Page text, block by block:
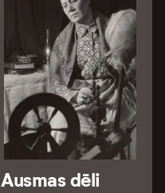
Ausmas dēli